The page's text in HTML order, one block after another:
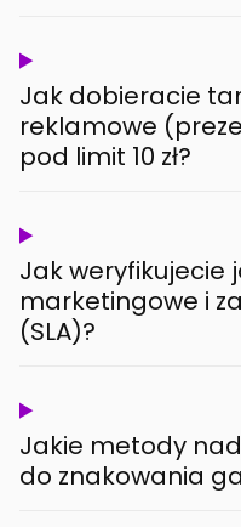
Jak dobieracie
reklamowe
pod limit 10 zł?
Jak weryfikujecie
marketingowe i
(SLA)?
Jakie metody
do znakowania